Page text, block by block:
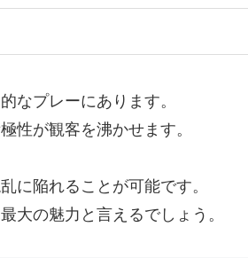
なプレーにあります。
性が観客を沸かせます。
に陥れることが可能です。
大の魅力と言えるでしょう。